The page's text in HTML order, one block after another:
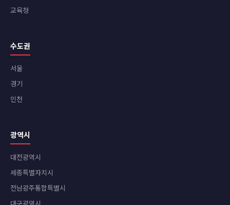
교육청
수도권
서울
경기
인천
광역시
대전광역시
세종특별자치시
전남광주통합특별시